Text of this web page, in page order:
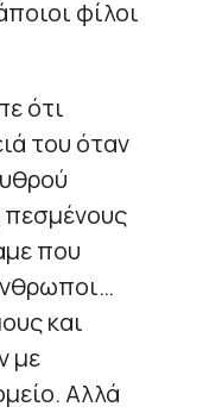
φίλοι
ότι
του όταν
που
και
με
Αλλά